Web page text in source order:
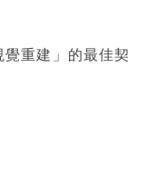
重建」的最佳契